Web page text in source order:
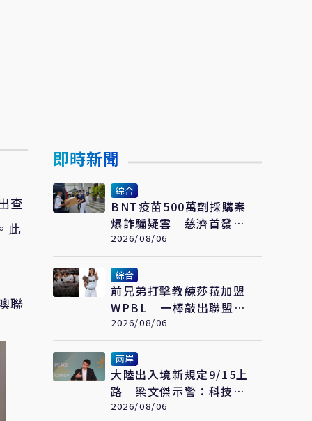
查
此
聯
即時新聞
綜合
BNT疫苗500萬劑採購案
爆詐騙疑雲 慈濟首發聲
明：痛心遺憾 配合司法
將追究權益
2026/08/06
綜合
前兄弟打擊教練莎菈加盟
WPBL 一棒敲出聯盟史
上首支滿貫砲
2026/08/06
兩岸
大陸出入境新規定9/15上
路 梁文傑示警：科技業
風險高
2026/08/06